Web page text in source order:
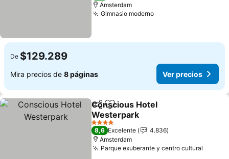
Ámsterdam
Gimnasio modernoVer precios
De $129.289
Mira precios de 8 páginas Ver precios
CompartirAgregar a favoritos
Conscious Hotel
Westerpark
Ver precios
4 Estrellas
8,6 Excelente
4.836
Ámsterdam
Parque exuberante y centro cultural